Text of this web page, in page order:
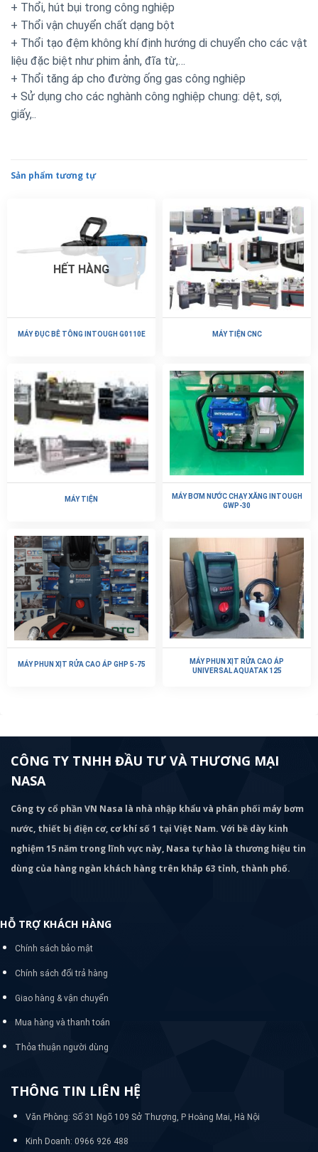
+ Thổi, hút bụi trong công nghiệp
+ Thổi vận chuyển chất dạng bột
+ Thổi tạo đệm không khí định hướng di chuyển cho các vật
liệu đặc biệt như phim ảnh, đĩa từ,…
+ Thổi tăng áp cho đường ống gas công nghiệp
+ Sử dụng cho các nghành công nghiệp chung: dệt, sợi,
giấy,..
Sản phẩm tương tự
HẾT HÀNG
MÁY ĐỤC BÊ TÔNG INTOUGH G0110E MÁY TIỆN CNC
MÁY TIỆN
MÁY BƠM NƯỚC CHẠY XĂNG INTOUGH
GWP-30
MÁY PHUN XỊT RỬA CAO ÁP GHP 5-75
MÁY PHUN XỊT RỬA CAO ÁP
UNIVERSAL AQUATAK 125
CÔNG TY TNHH ĐẦU TƯ VÀ THƯƠNG MẠI
NASA
Công ty cổ phần VN Nasa là nhà nhập khẩu và phân phối máy bơm
nước, thiết bị điện cơ, cơ khí số 1 tại Việt Nam. Với bề dày kinh
nghiệm 15 năm trong lĩnh vực này, Nasa tự hào là thương hiệu tin
dùng của hàng ngàn khách hàng trên khắp 63 tỉnh, thành phố.
HỖ TRỢ KHÁCH HÀNG
Chính sách bảo mật
Chính sách đổi trả hàng
Giao hàng & vận chuyển
Mua hàng và thanh toán
Thỏa thuận người dùng
THÔNG TIN LIÊN HỆ
Văn Phòng: Số 31 Ngõ 109 Sở Thượng, P Hoàng Mai, Hà Nội
Kinh Doanh: 0966 926 488